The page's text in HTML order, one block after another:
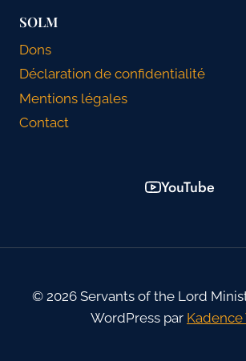
SOLM
Dons
Déclaration de confidentialité
Mentions légales
Contact
YouTube
© 2026 Servants of the Lord
WordPress par Kadence